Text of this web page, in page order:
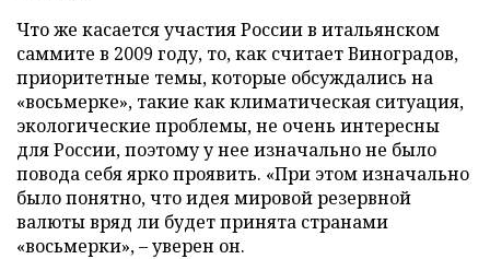
Что же касается участия России в итальянском
саммите в 2009 году, то, как считает Виноградов,
приоритетные темы, которые обсуждались на
«восьмерке», такие как климатическая ситуация,
экологические проблемы, не очень интересны
для России, поэтому у нее изначально не было
повода себя ярко проявить. «При этом изначально
было понятно, что идея мировой резервной
валюты вряд ли будет принята странами
«восьмерки», – уверен он.